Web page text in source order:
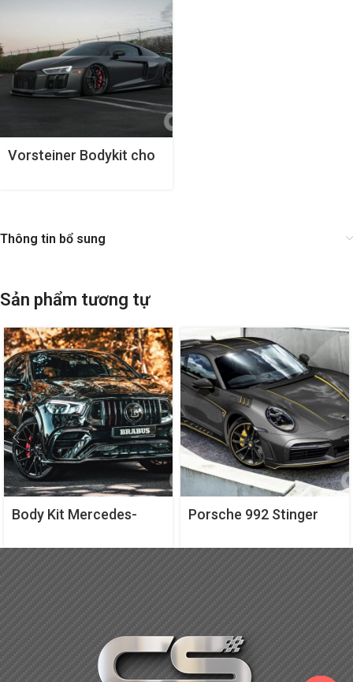
Vorsteiner Bodykit cho
Thông tin bổ sung
Sản phẩm tương tự
Body Kit Mercedes-
của Brabus
Porsche 992 Stinger